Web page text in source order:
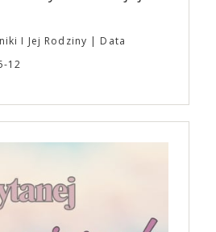
I Jej Rodziny
Data
12